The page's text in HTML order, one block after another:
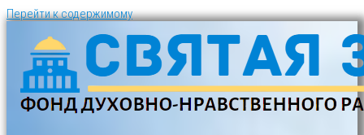
Перейти к содержимому